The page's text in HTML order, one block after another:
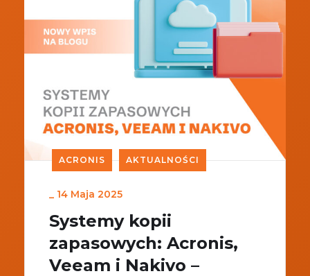
ACRONIS AKTUALNOŚCI
_ 14 Maja 2025
Systemy kopii
zapasowych: Acronis,
Veeam i Nakivo –